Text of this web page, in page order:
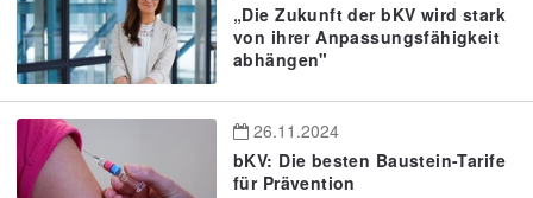
„Die Zukunft der bKV wird stark
von ihrer Anpassungsfähigkeit
abhängen"
26.11.2024
bKV: Die besten Baustein-Tarife
für Prävention